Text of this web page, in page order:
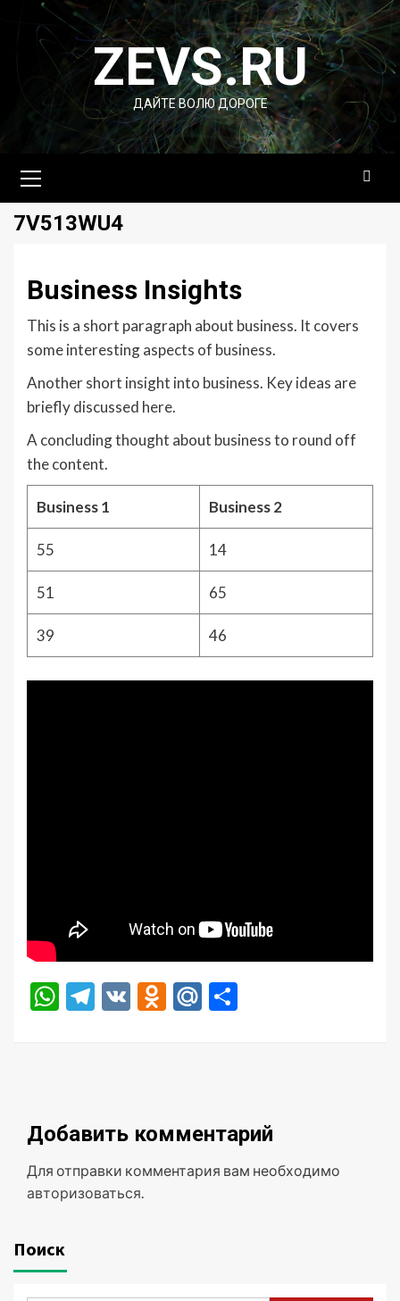
Перейти
содержимомуZEVS.RU
ДАЙТЕ ВОЛЮ ДОРОГЕ
меню
7V513WU4
Business Insights
This is a short paragraph about business. It covers
some interesting aspects of business.
Another short insight into business. Key ideas are
briefly discussed here.
A concluding thought about business to round off
the content.
Business 1 Business 2
55 14
51 65
39 46
WhatsApp
Telegram
VK Odnoklassniki
Mail.Ru
Добавить комментарий
Для отправки комментария вам необходимо
авторизоваться
Поиск